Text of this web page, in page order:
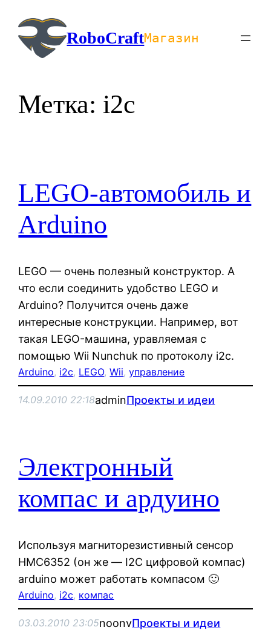
содержимомуRoboCraftМагазин
Метка: i2c
LEGO-автомобиль и
Arduino
LEGO — очень полезный конструктор. А
что если соединить удобство LEGO и
Arduino? Получится очень даже
интересные конструкции. Например, вот
такая LEGO-машина, уравляемая с
помощью Wii Nunchuk по протоколу i2c.
Arduino, i2c, LEGO, Wii, управление
14.09.2010 22:18adminПроекты и идеи
Электронный
компас и ардуино
Используя магниторезистивный сенсор
HMC6352 (он же — I2C цифровой компас)
arduino может работать компасом 🙂
Arduino, i2c, компас
03.03.2010 23:05noonvПроекты и идеи